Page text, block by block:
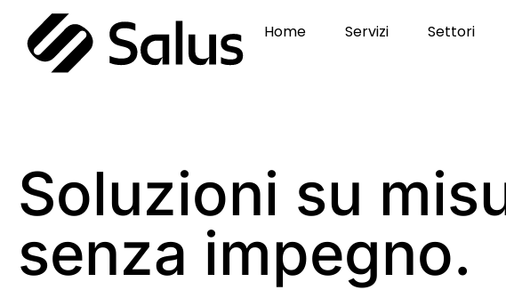
Home Servizi Settori
Soluzioni su
senza impegno.